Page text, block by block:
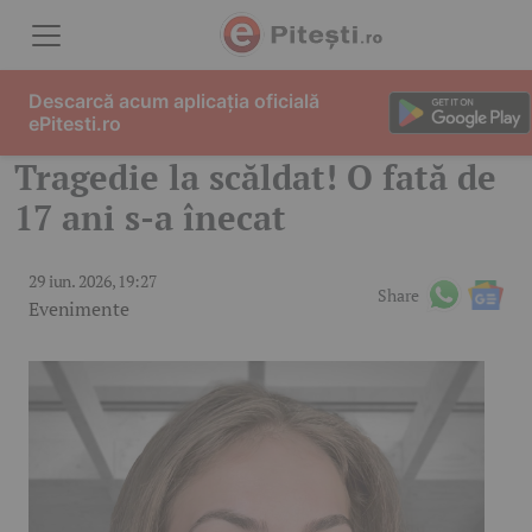
Tragedie la scăldat! O fată de
17 ani s-a înecat
29 iun. 2026, 19:27
Evenimente
Share
Descarcă acum aplicația oficială
ePitesti.ro